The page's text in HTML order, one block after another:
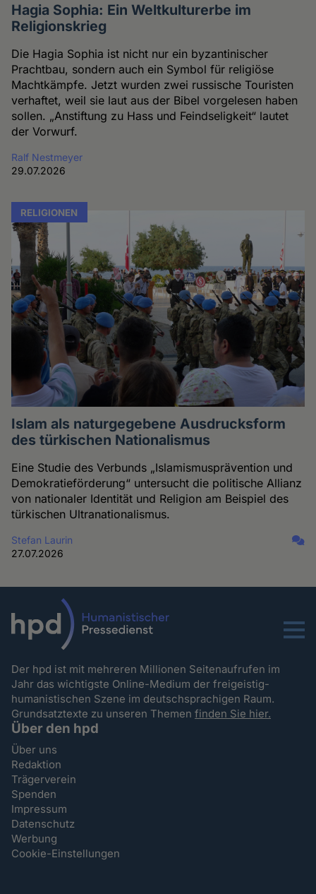
Hagia Sophia: Ein Weltkulturerbe im
Religionskrieg
Die Hagia Sophia ist nicht nur ein byzantinischer
Prachtbau, sondern auch ein Symbol für religiöse
Machtkämpfe. Jetzt wurden zwei russische Touristen
verhaftet, weil sie laut aus der Bibel vorgelesen haben
sollen. „Anstiftung zu Hass und Feindseligkeit“ lautet
der Vorwurf.
Ralf Nestmeyer
29.07.2026
RELIGIONEN
Islam als naturgegebene Ausdrucksform
des türkischen Nationalismus
Eine Studie des Verbunds „Islamismusprävention und
Demokratieförderung“ untersucht die politische Allianz
von nationaler Identität und Religion am Beispiel des
türkischen Ultranationalismus.
Stefan Laurin
27.07.2026
Menu
Der hpd ist mit mehreren Millionen Seitenaufrufen im
Jahr das wichtigste Online-Medium der freigeistig-
humanistischen Szene im deutschsprachigen Raum.
Grundsatztexte zu unseren Themenfinden Sie hier.
Über den hpd
Über uns
Redaktion
Trägerverein
Spenden
Impressum
Datenschutz
Werbung
Cookie-Einstellungen